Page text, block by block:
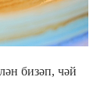
бизәп, чәй